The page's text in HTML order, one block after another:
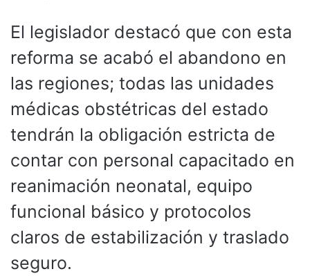
El legislador destacó que con esta
reforma se acabó el abandono en
las regiones; todas las unidades
médicas obstétricas del estado
tendrán la obligación estricta de
contar con personal capacitado en
reanimación neonatal, equipo
funcional básico y protocolos
claros de estabilización y traslado
seguro.